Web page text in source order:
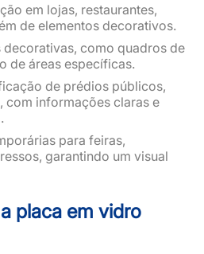
em lojas, restaurantes,
de elementos decorativos.
decorativas, como quadros de
de áreas específicas.
de prédios públicos,
com informações claras e
para feiras,
garantindo um visual
placa em vidro